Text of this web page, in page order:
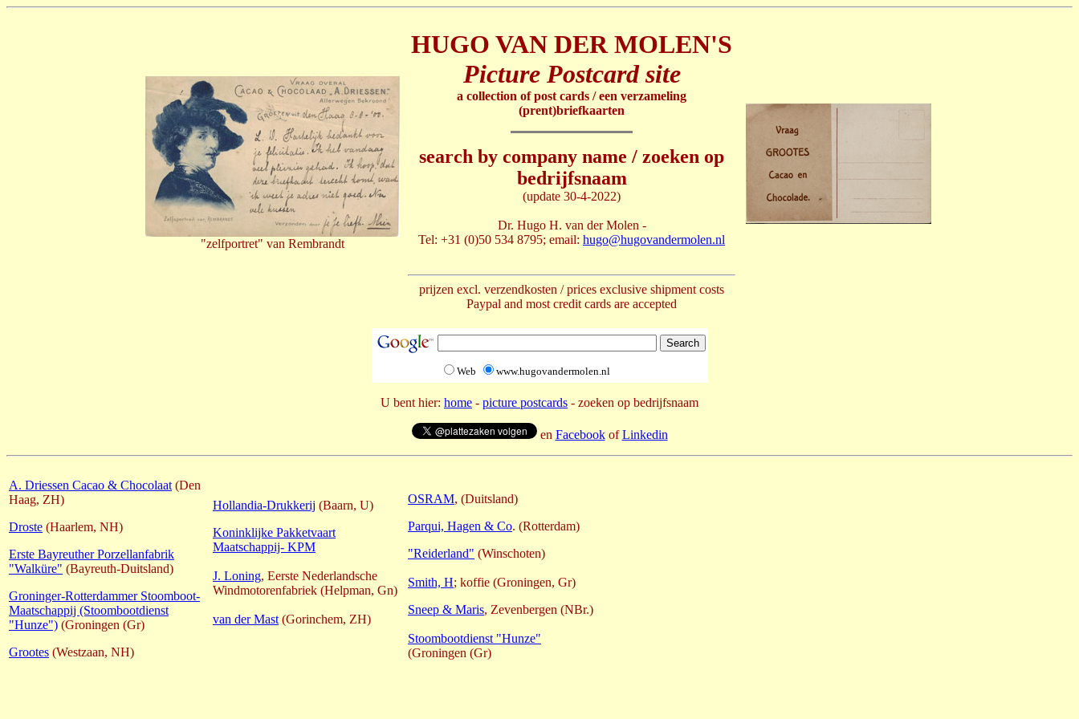
"zelfportret" van Rembrandt
HUGO VAN DER MOLEN'S
Picture Postcard site
a collection of post cards / een verzameling
(prent)briefkaarten
search by company name / zoeken op
bedrijfsnaam
(update 30-4-2022)
Dr. Hugo H. van der Molen -
Tel: +31 (0)50 534 8795; email: hugo@hugovandermolen.nl
prijzen excl. verzendkosten / prices exclusive shipment costs
Paypal and most credit cards are accepted
Web www.hugovandermolen.nl
U bent hier: home - picture postcards - zoeken op bedrijfsnaam
en FacebookofLinkedin
A. Driessen Cacao & Chocolaat (Den
Haag, ZH)
Droste (Haarlem, NH)
Erste Bayreuther Porzellanfabrik
"Walküre" (Bayreuth-Duitsland)
Groninger-Rotterdammer Stoomboot-
Maatschappij (Stoombootdienst
"Hunze") (Groningen (Gr)
Grootes (Westzaan, NH)
Hollandia-Drukkerij (Baarn, U)
Koninklijke Pakketvaart
Maatschappij- KPM
J. Loning, Eerste Nederlandsche
Windmotorenfabriek (Helpman, Gn)
van der Mast (Gorinchem, ZH)
OSRAM, (Duitsland)
Parqui, Hagen & Co. (Rotterdam)
"Reiderland" (Winschoten)
Smith, H; koffie (Groningen, Gr)
Sneep & Maris, Zevenbergen (NBr.)
Stoombootdienst "Hunze"
(Groningen (Gr)